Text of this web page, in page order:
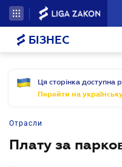
БІЗНЕС
Ця сторінка доступна
Перейти на
Отрасли
Плату за